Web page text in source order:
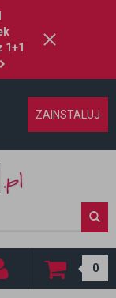
1+1
ZAINSTALUJ
0